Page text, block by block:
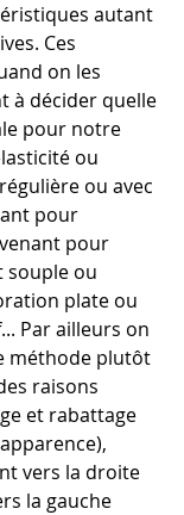
autant
Ces
on les
à décider quelle
pour notre
ou
ou avec
pour
pour
souple ou
plate ou
Par ailleurs on
méthode plutôt
raisons
et rabattage
vers la droite
la gauche